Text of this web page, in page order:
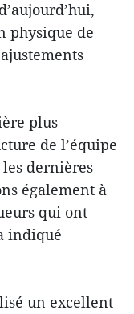
physique de
plus
de l’équipe
dernières
également à
qui ont
indiqué
un excellent